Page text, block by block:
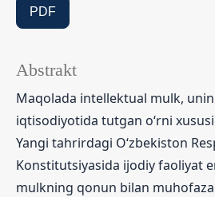
PDF
Abstrakt
Maqolada intellektual mulk,
iqtisodiyotida tutgan o‘rni
Yangi tahrirdagi O‘zbekiston
Konstitutsiyasida ijodiy faoliyat
mulkning qonun bilan